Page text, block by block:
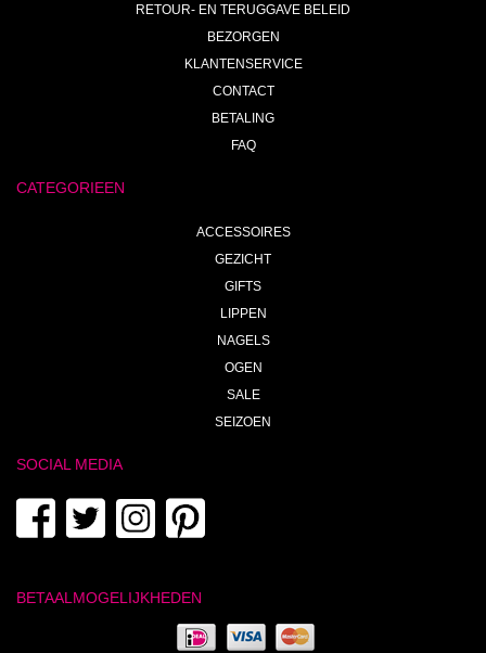
RETOUR- EN TERUGGAVE BELEID
BEZORGEN
KLANTENSERVICE
CONTACT
BETALING
FAQ
CATEGORIEEN
ACCESSOIRES
GEZICHT
GIFTS
LIPPEN
NAGELS
OGEN
SALE
SEIZOEN
SOCIAL MEDIA
BETAALMOGELIJKHEDEN